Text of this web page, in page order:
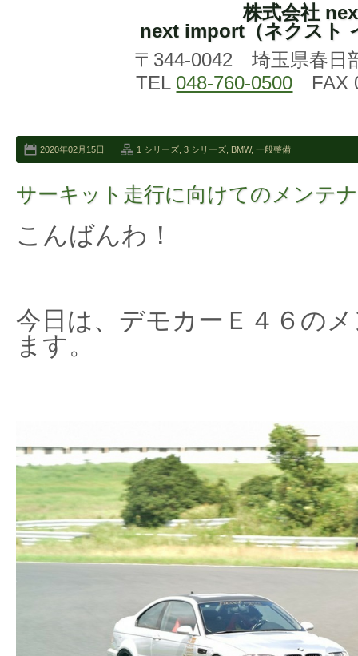
株式会社
next import（ネクスト
〒344-0042 埼玉県春日
TEL 048-760-0500 FAX
2020年02月15日 1 シリーズ 3 シリーズ BMW, 一般整備
サーキット走行に向けてのメンテ
こんばんわ！
今日は、デモカーＥ４６の
ます。